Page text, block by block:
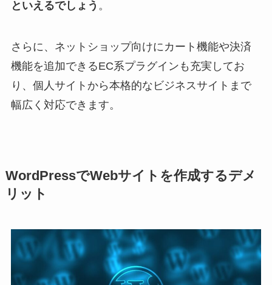
といえるでしょう 。
さらに、ネットショップ向けにカート機能や決済
機能を追加できるEC系プラグインも充実してお
り、個人サイトから本格的なビジネスサイトまで
幅広く対応できます。
WordPressでWebサイトを作成するデメ
リット